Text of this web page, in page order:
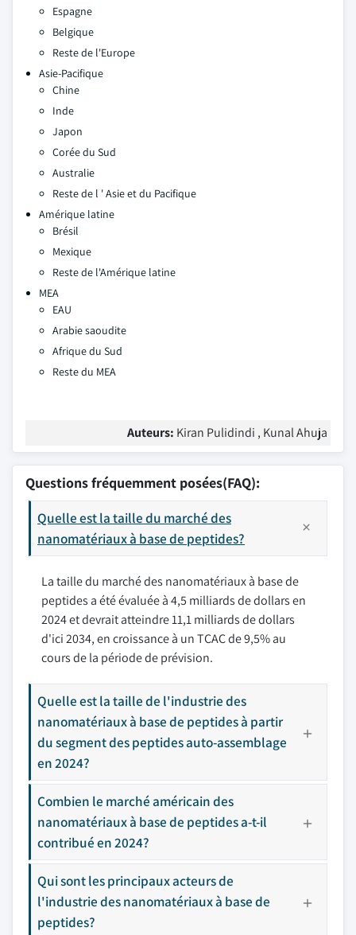
Espagne
Belgique
Reste de l'Europe
Asie-Pacifique
Chine
Inde
Japon
Corée du Sud
Australie
Reste de l ' Asie et du Pacifique
Amérique latine
Brésil
Mexique
Reste de l'Amérique latine
MEA
EAU
Arabie saoudite
Afrique du Sud
Reste du MEA
Auteurs: Kiran Pulidindi , Kunal Ahuja
Questions fréquemment posées(FAQ):
Quelle est la taille du marché des
nanomatériaux à base de peptides?
La taille du marché des nanomatériaux à base de
peptides a été évaluée à 4,5 milliards de dollars en
2024 et devrait atteindre 11,1 milliards de dollars
d'ici 2034, en croissance à un TCAC de 9,5% au
cours de la période de prévision.
Quelle est la taille de l'industrie des
nanomatériaux à base de peptides à partir
du segment des peptides auto-assemblage
en 2024?
Combien le marché américain des
nanomatériaux à base de peptides a-t-il
contribué en 2024?
Qui sont les principaux acteurs de
l'industrie des nanomatériaux à base de
peptides?